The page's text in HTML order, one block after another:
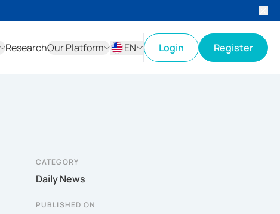
ResearchOur Platform
EN
Login Register
CATEGORY
Daily News
PUBLISHED ON